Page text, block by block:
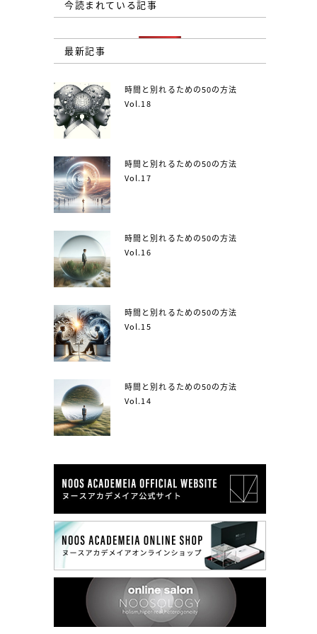
今読まれている記事
最新記事
時間と別れるための50の方法
Vol.18
時間と別れるための50の方法
Vol.17
時間と別れるための50の方法
Vol.16
時間と別れるための50の方法
Vol.15
時間と別れるための50の方法
Vol.14